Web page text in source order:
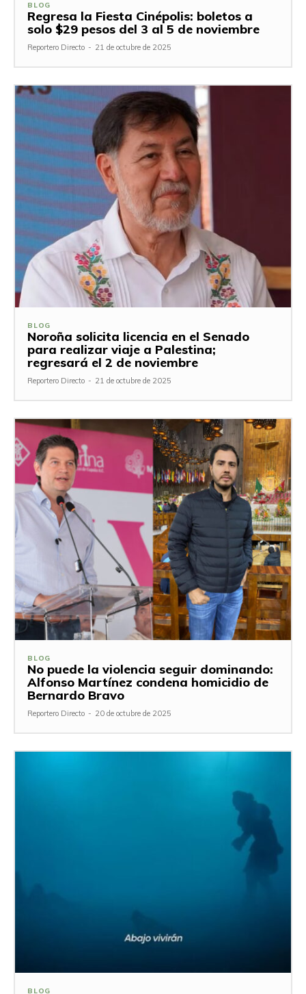
BLOG
Regresa la Fiesta Cinépolis: boletos a
solo $29 pesos del 3 al 5 de noviembre
Reportero Directo - 21 de octubre de 2025
BLOG
Noroña solicita licencia en el Senado
para realizar viaje a Palestina;
regresará el 2 de noviembre
Reportero Directo - 21 de octubre de 2025
BLOG
No puede la violencia seguir dominando:
Alfonso Martínez condena homicidio de
Bernardo Bravo
Reportero Directo - 20 de octubre de 2025
BLOG